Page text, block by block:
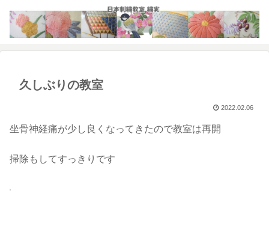
久しぶりの教室
2022.02.06
坐骨神経痛が少し良くなってきたので教室は再開
掃除もしてすっきりです